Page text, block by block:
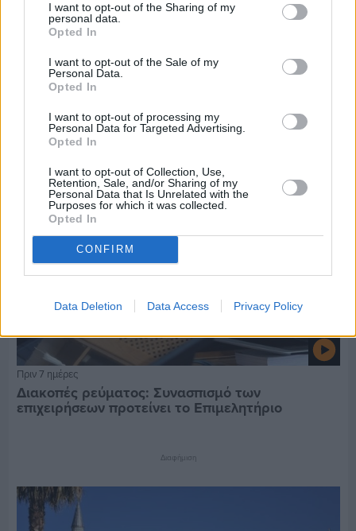
I want to opt-out of the Sharing of my
personal data.
Opted In
I want to opt-out of the Sale of my
Personal Data.
Opted In
I want to opt-out of processing my
Personal Data for Targeted Advertising.
Opted In
I want to opt-out of Collection, Use,
Retention, Sale, and/or Sharing of my
Personal Data that Is Unrelated with the
Purposes for which it was collected.
Opted In
CONFIRM
Data Deletion Data Access Privacy Policy
Πριν 7 ημέρες
Εργασίες ασφαλτόστρωσης σε τρεις οδούς του
Βαρβασίου
Πριν 7 ημέρες
Διακοπές ρεύματος: Συνασπισμό των
επιχειρήσεων προτείνει το Επιμελητήριο
Διαφήμιση